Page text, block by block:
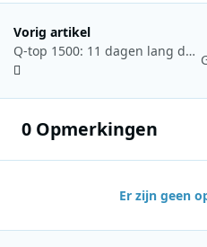
Vorig artikel
Q-top 1500: 11 dagen lang de grootste hits op Qmusic
0 Opmerkingen
Er zijn geen